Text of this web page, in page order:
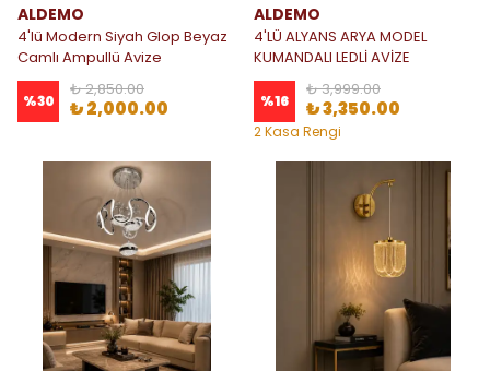
ALDEMO
4'lü Modern Siyah Glop Beyaz
Camlı Ampullü Avize
%30
₺ 2,850.00
₺ 2,000.00
ALDEMO
4'LÜ ALYANS ARYA MODEL
KUMANDALI LEDLİ AVİZE
%16
₺ 3,999.00
₺ 3,350.00
2 Kasa Rengi